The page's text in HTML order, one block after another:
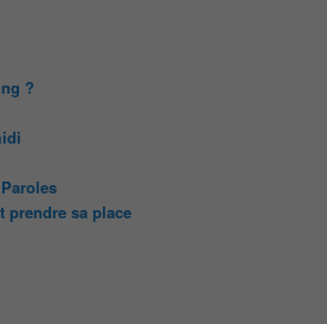
?
prendre sa place